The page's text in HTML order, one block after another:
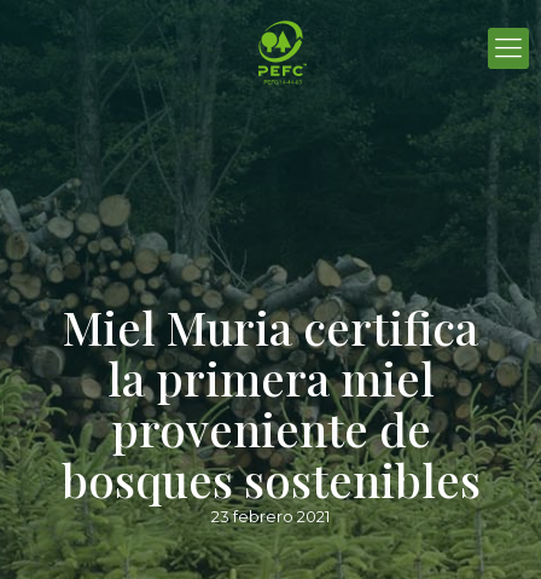
Miel Muria certifica
la primera miel
proveniente de
bosques sostenibles
23 febrero 2021